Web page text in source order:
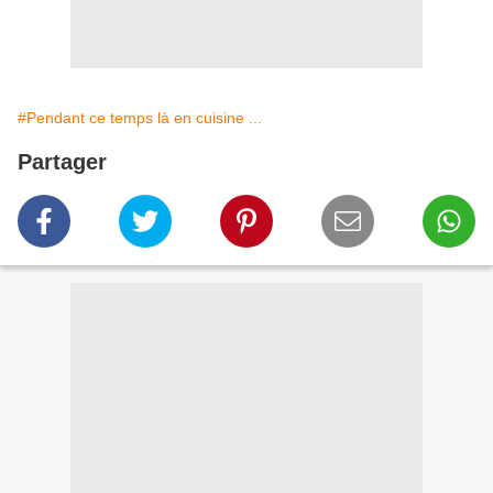
#Pendant ce temps là en cuisine ...
Partager